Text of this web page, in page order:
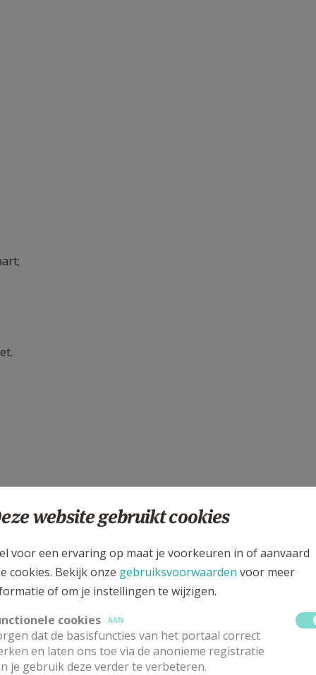
website gebruikt cookies
voor een ervaring op maat je voorkeuren in of aanvaard
cookies. Bekijk onze gebruiksvoorwaarden voor meer
of om je instellingen te wijzigen.
cookies
AAN
dat de basisfuncties van het portaal correct
en laten ons toe via de anonieme registratie
je gebruik deze verder te verbeteren.